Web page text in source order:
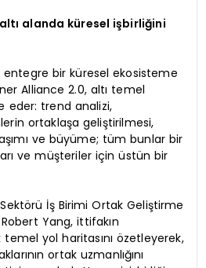
alanda küresel işbirliğini
entegre bir küresel ekosisteme
Alliance 2.0, altı temel
eder: trend analizi,
ortaklaşa geliştirilmesi,
ve büyüme; tüm bunlar bir
ve müşteriler için üstün bir
İş Birimi Ortak Geliştirme
Yang, ittifakın
yol haritasını özetleyerek,
ortak uzmanlığını